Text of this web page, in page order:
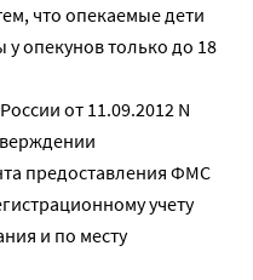
что опекаемые дети
у опекунов только до 18
от 11.09.2012 N
предоставления ФМС
учету
и по месту